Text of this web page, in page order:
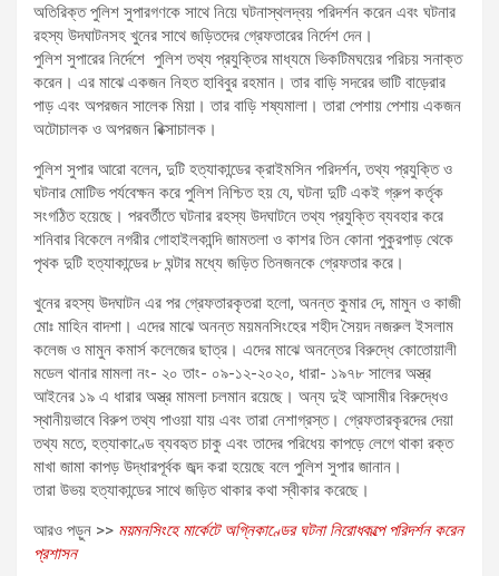
অতিরিক্ত পুলিশ সুপারগণকে সাথে নিয়ে ঘটনাস্থলদ্বয় পরিদর্শন করেন এবং ঘটনার
রহস্য উদঘাটনসহ খুনের সাথে জড়িতদের গ্রেফতারের নির্দেশ দেন।
পুলিশ সুপারের নির্দেশে পুলিশ তথ্য প্রযুক্তির মাধ্যমে ভিকটিমঘয়ের পরিচয় সনাক্ত
করেন। এর মাঝে একজন নিহত হাবিবুর রহমান। তার বাড়ি সদরের ভাটি বাড়েরার
পাড় এবং অপরজন সালেক মিয়া। তার বাড়ি শষ্যমালা। তারা পেশায় পেশায় একজন
অটোচালক ও অপরজন রিক্সাচালক।
পুলিশ সুপার আরো বলেন, দুটি হত্যাকান্ডের ক্রাইমসিন পরিদর্শন, তথ্য প্রযুক্তি ও
ঘটনার মোটিভ পর্যবেক্ষন করে পুলিশ নিশ্চিত হয় যে, ঘটনা দুটি একই গ্রুপ কর্তৃক
সংগঠিত হয়েছে। পরবর্তীতে ঘটনার রহস্য উদঘাটনে তথ্য প্রযুক্তি ব্যবহার করে
শনিবার বিকেলে নগরীর গোহাইলকান্দি জামতলা ও কাশর তিন কোনা পুকুরপাড় থেকে
পৃথক দুটি হত্যাকান্ডের ৮ ঘন্টার মধ্যে জড়িত তিনজনকে গ্রেফতার করে।
খুনের রহস্য উদঘাটন এর পর গ্রেফতারকৃতরা হলো, অনন্ত কুমার দে, মামুন ও কাজী
মোঃ মাহিন বাদশা। এদের মাঝে অনন্ত ময়মনসিংহের শহীদ সৈয়দ নজরুল ইসলাম
কলেজ ও মামুন কমার্স কলেজের ছাত্র। এদের মাঝে অনন্তের বিরুদ্ধে কোতোয়ালী
মডেল থানার মামলা নং- ২০ তাং- ০৯-১২-২০২০, ধারা- ১৯৭৮ সালের অস্ত্র
আইনের ১৯ এ ধারার অস্ত্র মামলা চলমান রয়েছে। অন্য দুই আসামীর বিরুদ্ধেও
স্থানীয়ভাবে বিরুপ তথ্য পাওয়া যায় এবং তারা নেশাগ্রস্ত। গ্রেফতারকৃরদের দেয়া
তথ্য মতে, হত্যাকাণ্ডে ব্যবহৃত চাকু এবং তাদের পরিধেয় কাপড়ে লেগে থাকা রক্ত
মাখা জামা কাপড় উদ্ধারপূর্বক জব্দ করা হয়েছে বলে পুলিশ সুপার জানান।
তারা উভয় হত্যাকান্ডের সাথে জড়িত থাকার কথা স্বীকার করেছে।
আরও পড়ুন >> ময়মনসিংহে মার্কেটে অগ্নিকাণ্ডের ঘটনা নিরোধকল্পে পরিদর্শন করেন
প্রশাসন